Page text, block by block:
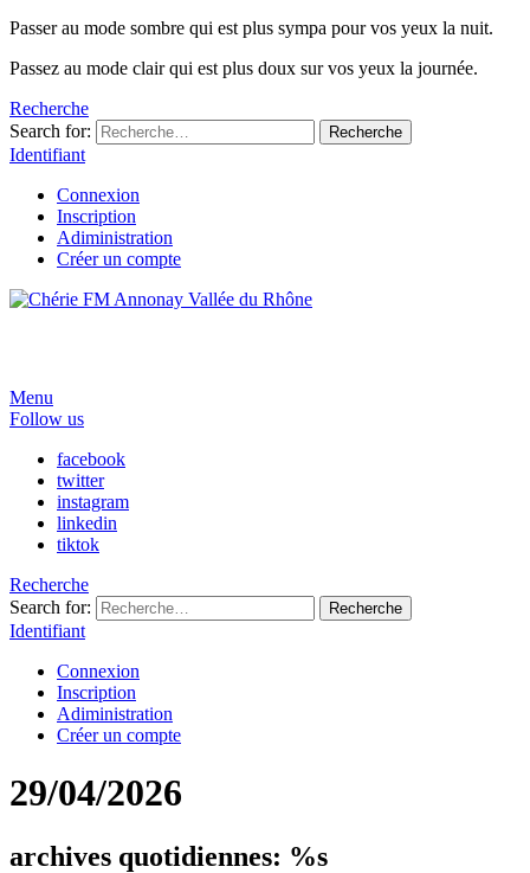
Passer au mode sombre qui est plus sympa pour vos yeux la nuit.
Passez au mode clair qui est plus doux sur vos yeux la journée.
Recherche
Search for:
Recherche
Identifiant
Connexion
Inscription
Adiministration
Créer un compte
Menu
Follow us
facebook
twitter
instagram
linkedin
tiktok
Recherche
Search for:
Recherche
Identifiant
Connexion
Inscription
Adiministration
Créer un compte
29/04/2026
archives quotidiennes: %s